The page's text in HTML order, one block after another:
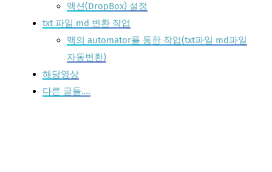
액션(DropBox) 설정
txt 파일 md 변환 작업
맥의 automator를 통한 작업(txt파일 md파일
자동변환)
해당영상
다른 글들….